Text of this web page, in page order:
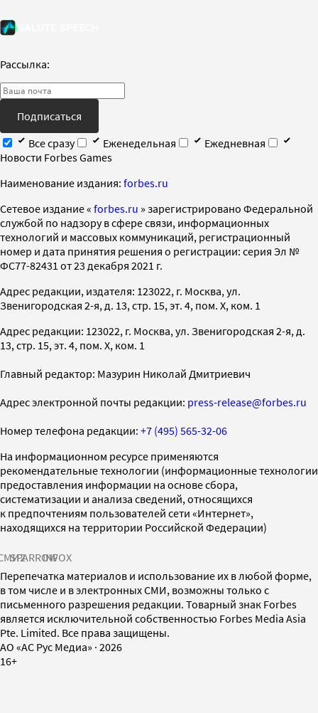
Рассылка:
Подписаться
Все сразу
Еженедельная
Ежедневная
Новости Forbes Games
Наименование издания: forbes.ru
Cетевое издание « forbes.ru » зарегистрировано Федеральной
службой по надзору в сфере связи, информационных
технологий и массовых коммуникаций, регистрационный
номер и дата принятия решения о регистрации: серия Эл №
ФС77-82431 от 23 декабря 2021 г.
Адрес редакции, издателя: 123022, г. Москва, ул.
Звенигородская 2-я, д. 13, стр. 15, эт. 4, пом. X, ком. 1
Адрес редакции: 123022, г. Москва, ул. Звенигородская 2-я, д.
13, стр. 15, эт. 4, пом. X, ком. 1
Главный редактор: Мазурин Николай Дмитриевич
Адрес электронной почты редакции: press-release@forbes.ru
Номер телефона редакции: +7 (495) 565-32-06
На информационном ресурсе применяются
рекомендательные технологии (информационные технологии
предоставления информации на основе сбора,
систематизации и анализа сведений, относящихся
к предпочтениям пользователей сети «Интернет»,
находящихся на территории Российской Федерации)
SPARROWINFOX
Перепечатка материалов и использование их в любой форме,
в том числе и в электронных СМИ, возможны только с
письменного разрешения редакции. Товарный знак Forbes
является исключительной собственностью Forbes Media Asia
Pte. Limited. Все права защищены.
AO «АС Рус Медиа» · 2026
16+